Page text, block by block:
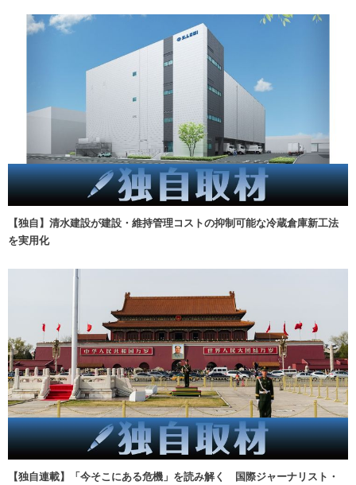
【独自】清水建設が建設・維持管理コストの抑制可能な冷蔵倉庫新工法
を実用化
【独自連載】「今そこにある危機」を読み解く 国際ジャーナリスト・